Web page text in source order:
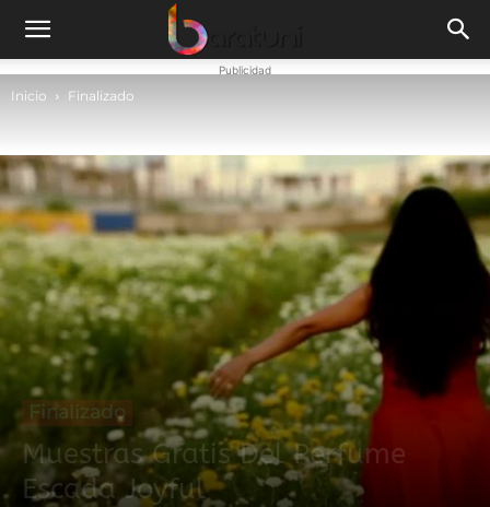
Publicidad
Inicio Finalizado
Finalizado
Muestras Gratis Del Perfume
Escada Joyful